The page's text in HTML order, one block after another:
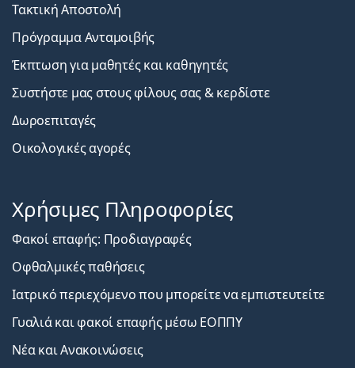
Τακτική Αποστολή
Πρόγραμμα Ανταμοιβής
Έκπτωση για μαθητές και καθηγητές
Συστήστε μας στους φίλους σας & κερδίστε
Δωροεπιταγές
Οικολογικές αγορές
Χρήσιμες Πληροφορίες
Φακοί επαφής: Προδιαγραφές
Οφθαλμικές παθήσεις
Ιατρικό περιεχόμενο που μπορείτε να εμπιστευτείτε
Γυαλιά και φακοί επαφής μέσω ΕΟΠΠΥ
Νέα και Ανακοινώσεις